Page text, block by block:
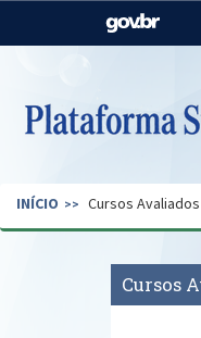
Casa Civil
Pecuária e
Secretaria de
INÍCIO Cursos
Cursos